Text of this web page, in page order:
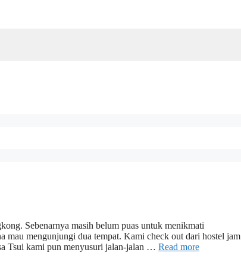
Sebenarnya masih belum puas untuk menikmati
mengunjungi dua tempat. Kami check out dari hostel jam
Tsui kami pun menyusuri jalan-jalan … Read more